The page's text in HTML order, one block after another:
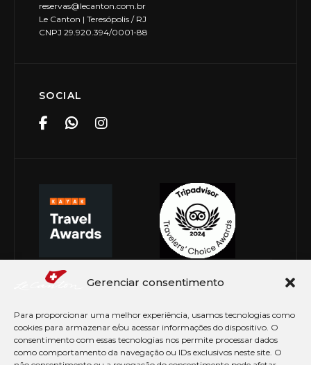
Gerenciar consentimento
Para proporcionar uma melhor experiência, usamos tecnologias como
cookies para armazenar e/ou acessar informações do dispositivo. O
consentimento com essas tecnologias nos permite processar dados
como comportamento da navegação ou IDs exclusivos neste site. O
reservas@lecanton.com.br
Le Canton | Teresópolis / RJ
CNPJ 29.920.394/0001-88
SOCIAL